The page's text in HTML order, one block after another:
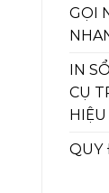
GỌI
IN
CỤ
QUY